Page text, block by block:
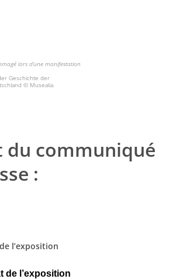
lors d’une manifestation
Geschichte der
© Musealia.
du communiqué
:
l’exposition
de l’exposition